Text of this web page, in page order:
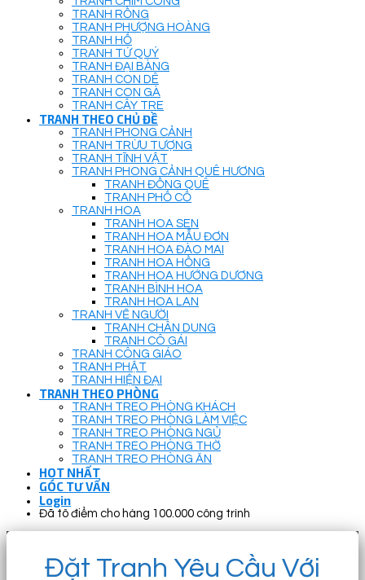
TRANH RỒNG
TRANH PHƯỢNG HOÀNG
TRANH HỔ
TRANH TỨ QUÝ
TRANH ĐẠI BÀNG
TRANH CON DÊ
TRANH CON GÀ
TRANH CÂY TRE
TRANH THEO CHỦ ĐỀ
TRANH PHONG CẢNH
TRANH TRỪU TƯỢNG
TRANH TĨNH VẬT
TRANH PHONG CẢNH QUÊ HƯƠNG
TRANH ĐỒNG QUÊ
TRANH PHỐ CỔ
TRANH HOA
TRANH HOA SEN
TRANH HOA MẪU ĐƠN
TRANH HOA ĐÀO MAI
TRANH HOA HỒNG
TRANH HOA HƯỚNG DƯƠNG
TRANH BÌNH HOA
TRANH HOA LAN
TRANH VẼ NGƯỜI
TRANH CHÂN DUNG
TRANH CÔ GÁI
TRANH CÔNG GIÁO
TRANH PHẬT
TRANH HIỆN ĐẠI
TRANH THEO PHÒNG
TRANH TREO PHÒNG KHÁCH
TRANH TREO PHÒNG LÀM VIỆC
TRANH TREO PHÒNG NGỦ
TRANH TREO PHÒNG THỜ
TRANH TREO PHÒNG ĂN
HOT NHẤT
GÓC TƯ VẤN
Login
Đã tô điểm cho hàng 100.000 công trình
Đặt Tranh Yêu Cầu Với